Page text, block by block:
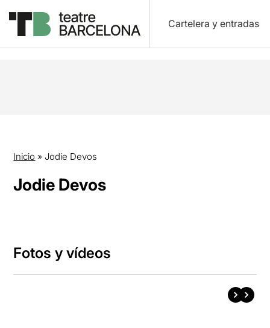
Cartelera y entradas
Inicio » Jodie Devos
Jodie Devos
Fotos y vídeos